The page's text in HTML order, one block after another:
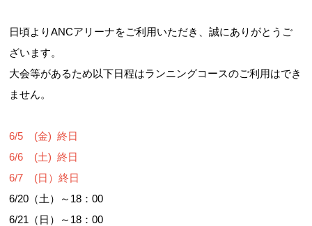
日頃よりANCアリーナをご利用いただき、誠にありがとうご
ざいます。
大会等があるため以下日程はランニングコースのご利用はでき
ません。
6/5 (金) 終日
6/6 (土) 終日
6/7 (日）終日
6/20（土）～18：00
6/21（日）～18：00